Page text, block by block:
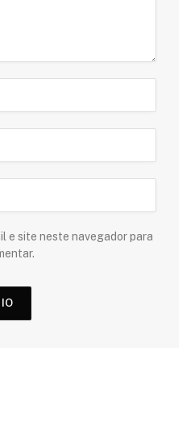
e site neste navegador para